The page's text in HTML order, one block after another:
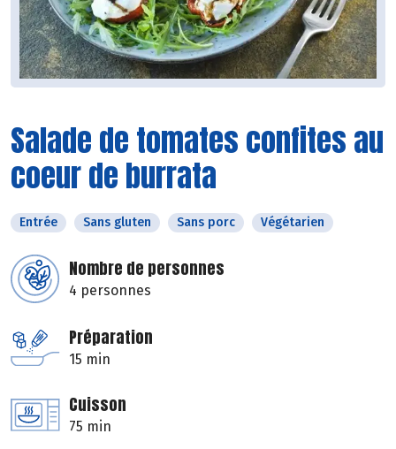
Salade de tomates confites au
coeur de burrata
Entrée Sans gluten Sans porc Végétarien
Nombre de personnes
4 personnes
Préparation
15 min
Cuisson
75 min